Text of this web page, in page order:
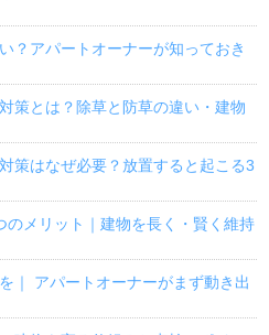
？アパートオーナーが知っておき
策とは？除草と防草の違い・建物
策はなぜ必要？放置すると起こる3
のメリット｜建物を長く・賢く維持
｜ アパートオーナーがまず動き出